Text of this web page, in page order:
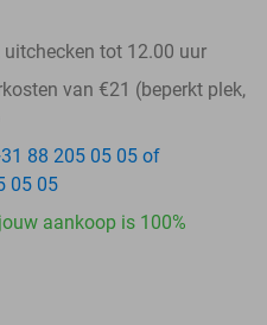
tot 12.00 uur
van €21 (beperkt plek,
88 205 05 05 of
05 05
aankoop is 100%